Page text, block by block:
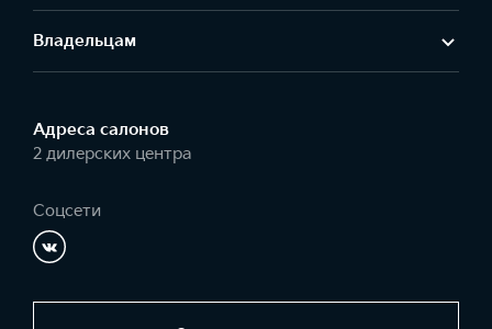
Владельцам
Адреса салонов
2 дилерских центра
Соцсети